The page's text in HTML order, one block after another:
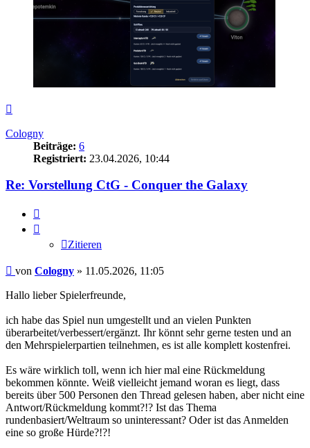
Cologny
Beiträge: 6
Registriert: 23.04.2026, 10:44
Re: Vorstellung CtG - Conquer the Galaxy
Zitieren
Beitrag
von Cologny » 11.05.2026, 11:05
Hallo lieber Spielerfreunde,
ich habe das Spiel nun umgestellt und an vielen Punkten
überarbeitet/verbessert/ergänzt. Ihr könnt sehr gerne testen und an
den Mehrspielerpartien teilnehmen, es ist alle komplett kostenfrei.
Es wäre wirklich toll, wenn ich hier mal eine Rückmeldung
bekommen könnte. Weiß vielleicht jemand woran es liegt, dass
bereits über 500 Personen den Thread gelesen haben, aber nicht eine
Antwort/Rückmeldung kommt?!? Ist das Thema
rundenbasiert/Weltraum so uninteressant? Oder ist das Anmelden
eine so große Hürde?!?!